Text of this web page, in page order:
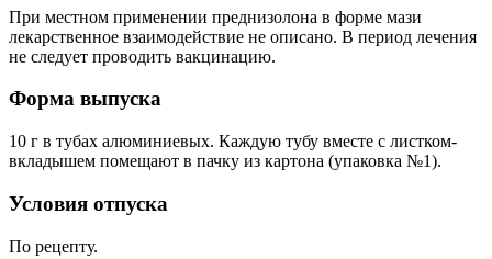
При местном применении преднизолона в форме мази
лекарственное взаимодействие не описано. В период лечения
не следует проводить вакцинацию.
Форма выпуска
10 г в тубах алюминиевых. Каждую тубу вместе с листком-
вкладышем помещают в пачку из картона (упаковка №1).
Условия отпуска
По рецепту.